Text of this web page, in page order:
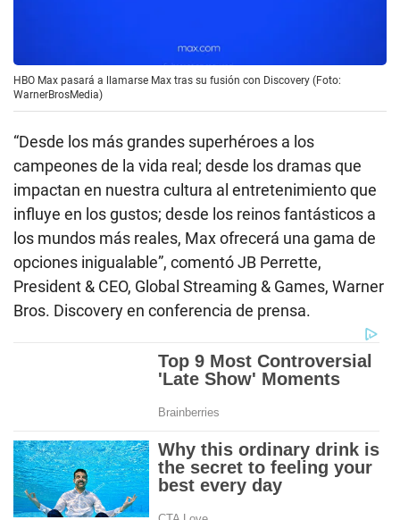
HBO Max pasará a llamarse Max tras su fusión con Discovery (Foto:
WarnerBrosMedia)
“Desde los más grandes superhéroes a los
campeones de la vida real; desde los dramas que
impactan en nuestra cultura al entretenimiento que
influye en los gustos; desde los reinos fantásticos a
los mundos más reales, Max ofrecerá una gama de
opciones inigualable”, comentó JB Perrette,
President & CEO, Global Streaming & Games, Warner
Bros. Discovery en conferencia de prensa.